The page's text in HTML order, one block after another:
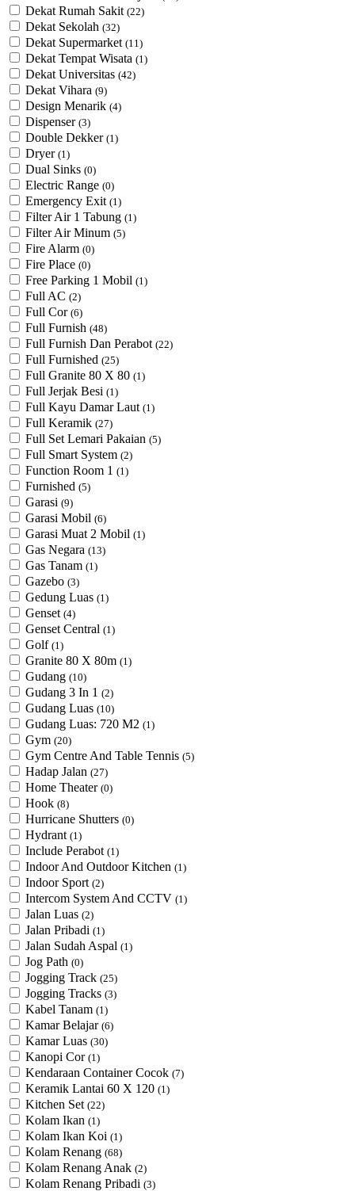
Dekat Rumah Sakit (22)
Dekat Sekolah (32)
Dekat Supermarket (11)
Dekat Tempat Wisata (1)
Dekat Universitas (42)
Dekat Vihara (9)
Design Menarik (4)
Dispenser (3)
Double Dekker (1)
Dryer (1)
Dual Sinks (0)
Electric Range (0)
Emergency Exit (1)
Filter Air 1 Tabung (1)
Filter Air Minum (5)
Fire Alarm (0)
Fire Place (0)
Free Parking 1 Mobil (1)
Full AC (2)
Full Cor (6)
Full Furnish (48)
Full Furnish Dan Perabot (22)
Full Furnished (25)
Full Granite 80 X 80 (1)
Full Jerjak Besi (1)
Full Kayu Damar Laut (1)
Full Keramik (27)
Full Set Lemari Pakaian (5)
Full Smart System (2)
Function Room 1 (1)
Furnished (5)
Garasi (9)
Garasi Mobil (6)
Garasi Muat 2 Mobil (1)
Gas Negara (13)
Gas Tanam (1)
Gazebo (3)
Gedung Luas (1)
Genset (4)
Genset Central (1)
Golf (1)
Granite 80 X 80m (1)
Gudang (10)
Gudang 3 In 1 (2)
Gudang Luas (10)
Gudang Luas: 720 M2 (1)
Gym (20)
Gym Centre And Table Tennis (5)
Hadap Jalan (27)
Home Theater (0)
Hook (8)
Hurricane Shutters (0)
Hydrant (1)
Include Perabot (1)
Indoor And Outdoor Kitchen (1)
Indoor Sport (2)
Intercom System And CCTV (1)
Jalan Luas (2)
Jalan Pribadi (1)
Jalan Sudah Aspal (1)
Jog Path (0)
Jogging Track (25)
Jogging Tracks (3)
Kabel Tanam (1)
Kamar Belajar (6)
Kamar Luas (30)
Kanopi Cor (1)
Kendaraan Container Cocok (7)
Keramik Lantai 60 X 120 (1)
Kitchen Set (22)
Kolam Ikan (1)
Kolam Ikan Koi (1)
Kolam Renang (68)
Kolam Renang Anak (2)
Kolam Renang Pribadi (3)